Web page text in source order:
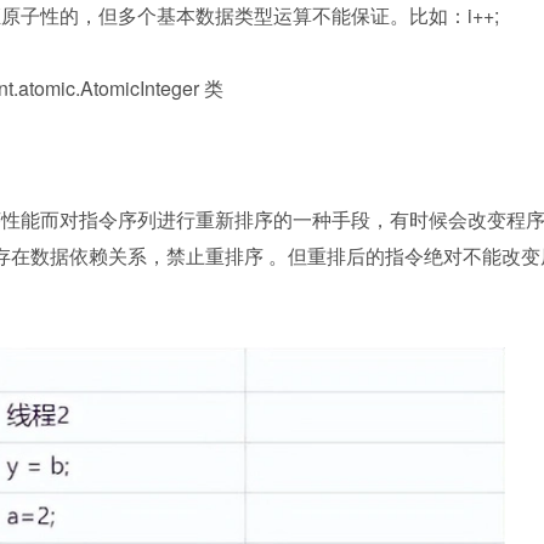
子性的，但多个基本数据类型运算不能保证。比如：i++;
类
能而对指令序列进行重新排序的一种手段，有时候会改变程
数据依赖关系，禁止重排序 。但重排后的指令绝对不能改